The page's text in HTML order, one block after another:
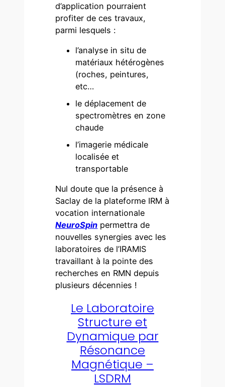
d’application pourraient
profiter de ces travaux,
parmi lesquels :
l’analyse in situ de
matériaux hétérogènes
(roches, peintures,
etc…
le déplacement de
spectromètres en zone
chaude
l’imagerie médicale
localisée et
transportable
Nul doute que la présence à
Saclay de la plateforme IRM à
vocation internationale
NeuroSpin permettra de
nouvelles synergies avec les
laboratoires de l’IRAMIS
travaillant à la pointe des
recherches en RMN depuis
plusieurs décennies !
Le Laboratoire
Structure et
Dynamique par
Résonance
Magnétique –
LSDRM